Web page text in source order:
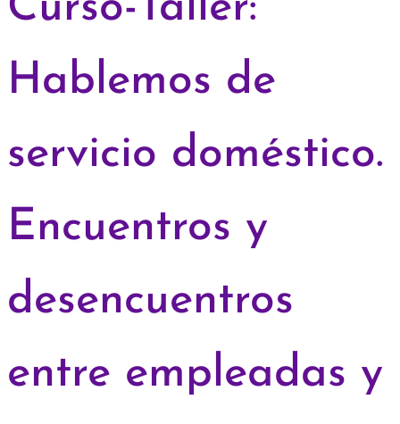
Hablemos de
servicio doméstico.
Encuentros y
desencuentros
entre empleadas y